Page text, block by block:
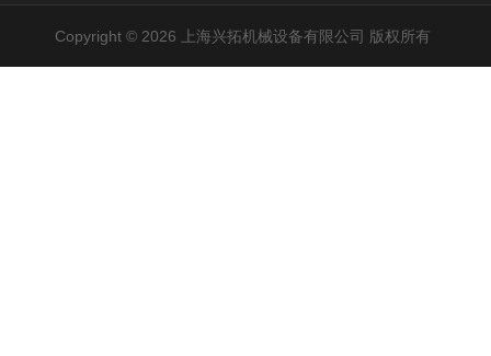
Copyright © 2026 上海兴拓机械设备有限公司 版权所有